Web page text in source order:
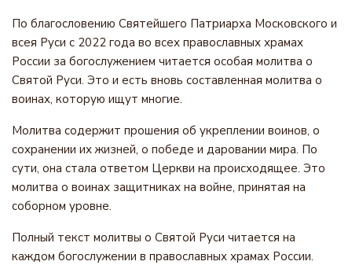
По благословению Святейшего Патриарха Московского и
всея Руси с 2022 года во всех православных храмах
России за богослужением читается особая молитва о
Святой Руси. Это и есть вновь составленная молитва о
воинах, которую ищут многие.
Молитва содержит прошения об укреплении воинов, о
сохранении их жизней, о победе и даровании мира. По
сути, она стала ответом Церкви на происходящее. Это
молитва о воинах защитниках на войне, принятая на
соборном уровне.
Полный текст молитвы о Святой Руси читается на
каждом богослужении в православных храмах России.